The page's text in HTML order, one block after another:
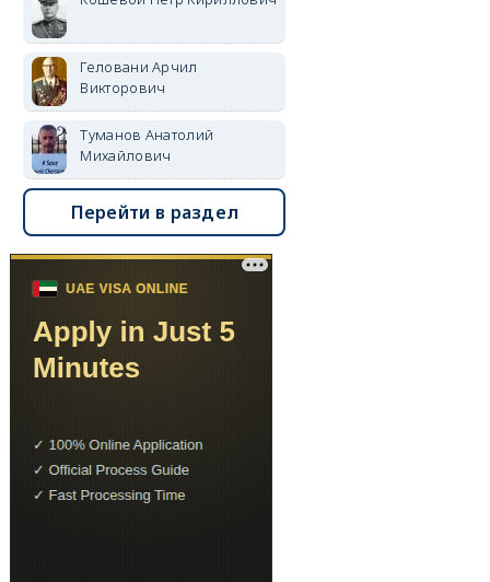
Геловани Арчил
Викторович
Туманов Анатолий
Михайлович
Перейти в раздел